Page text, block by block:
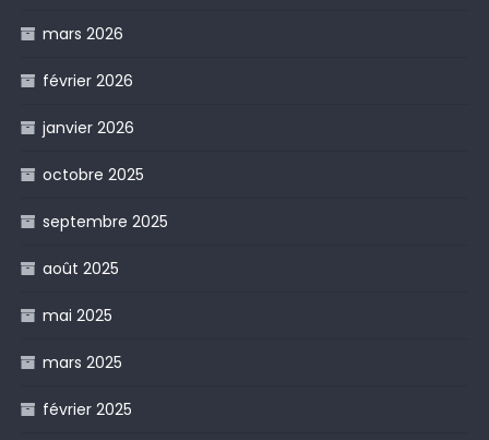
mars 2026
février 2026
janvier 2026
octobre 2025
septembre 2025
août 2025
mai 2025
mars 2025
février 2025